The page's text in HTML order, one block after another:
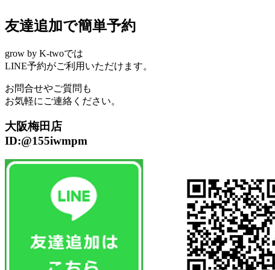
友達追加で簡単予約
grow by K-twoでは
LINE予約がご利用いただけます。
お問合せやご質問も
お気軽にご連絡ください。
大阪梅田店
ID:@155iwmpm